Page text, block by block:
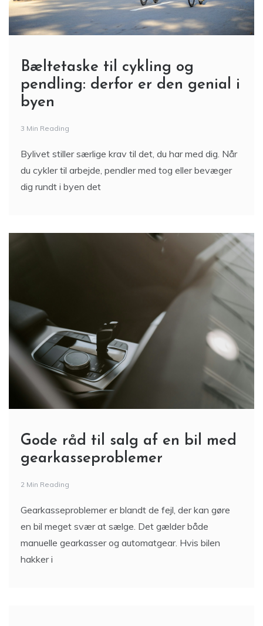
Bæltetaske til cykling og
pendling: derfor er den genial i
byen
3 Min Reading
Bylivet stiller særlige krav til det, du har med dig. Når
du cykler til arbejde, pendler med tog eller bevæger
dig rundt i byen det
Gode råd til salg af en bil med
gearkasseproblemer
2 Min Reading
Gearkasseproblemer er blandt de fejl, der kan gøre
en bil meget svær at sælge. Det gælder både
manuelle gearkasser og automatgear. Hvis bilen
hakker i